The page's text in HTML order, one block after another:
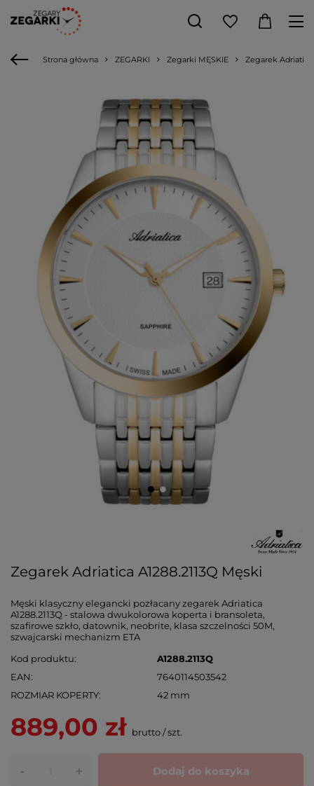
Strona główna ZEGARKI Zegarki MĘSKIE Zegarek Adriatica
Zegarek Adriatica A1288.2113Q Męski
Męski klasyczny elegancki pozłacany zegarek Adriatica
A1288.2113Q - stalowa dwukolorowa koperta i bransoleta,
szafirowe szkło, datownik, neobrite, klasa szczelności 50M,
szwajcarski mechanizm ETA
Kod produktu
A1288.2113Q
EAN
7640114503542
ROZMIAR KOPERTY
42 mm
889,00 zł brutto/szt.
- + Dodaj do koszyka